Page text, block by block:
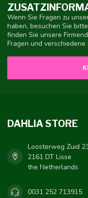
Wenn Sie Fragen zu
haben, besuchen Sie
finden Sie unsere
Fragen und
DAHLIA STORE
Loosterweg Zuid
2161 DT Lisse
the Netherlands
0031 252 713915